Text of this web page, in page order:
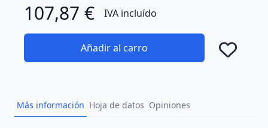
107,87 € IVA incluído
Añadir al carro
Más información Hoja de datos Opiniones